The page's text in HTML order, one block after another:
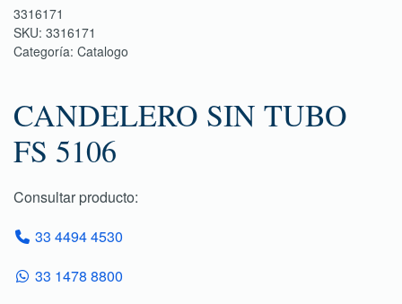
3316171
SKU: 3316171
Categoría: Catalogo
CANDELERO SIN TUBO
FS 5106
Consultar producto:
33 4494 4530
33 1478 8800